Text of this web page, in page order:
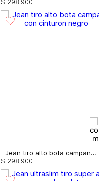
$ 298 900
Jean tiro alto bota campana con cinturon
$ 298 900